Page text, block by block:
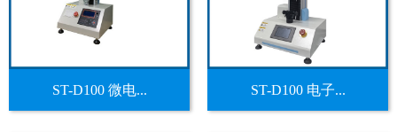
ST-D100 微电... ST-D100 电子...